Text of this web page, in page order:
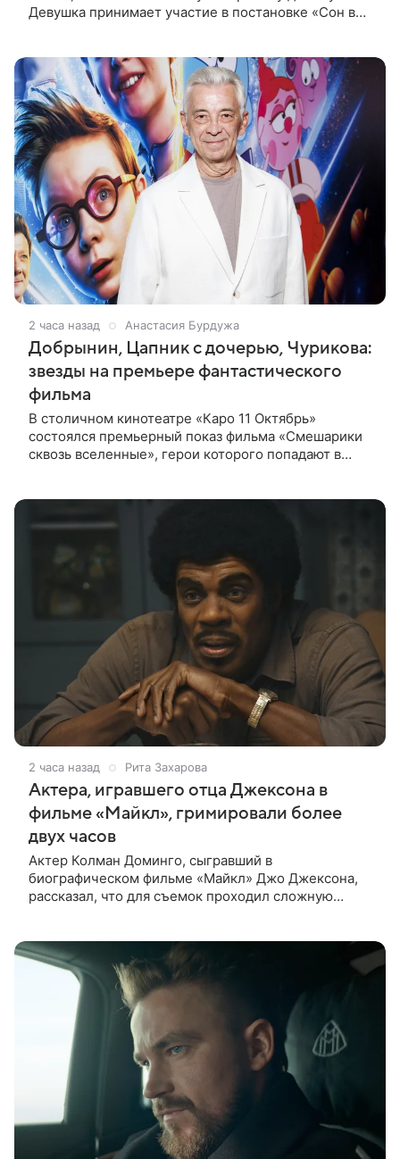
Девушка принимает участие в постановке «Сон в
2 часа назад Анастасия Бурдужа
Добрынин, Цапник с дочерью, Чурикова:
звезды на премьере фантастического
фильма
В столичном кинотеатре «Каро 11 Октябрь»
состоялся премьерный показ фильма «Смешарики
сквозь вселенные», герои которого попадают в
2 часа назад Рита Захарова
Актера, игравшего отца Джексона в
фильме «Майкл», гримировали более
двух часов
Актер Колман Доминго, сыгравший в
биографическом фильме «Майкл» Джо Джексона,
рассказал, что для съемок проходил сложную